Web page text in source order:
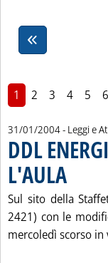
1 2 3 4 5 6
31/01/2004- Leggi e
DDL
L'AULA
Sul sito della
2421) con le
mercoledì scorso in